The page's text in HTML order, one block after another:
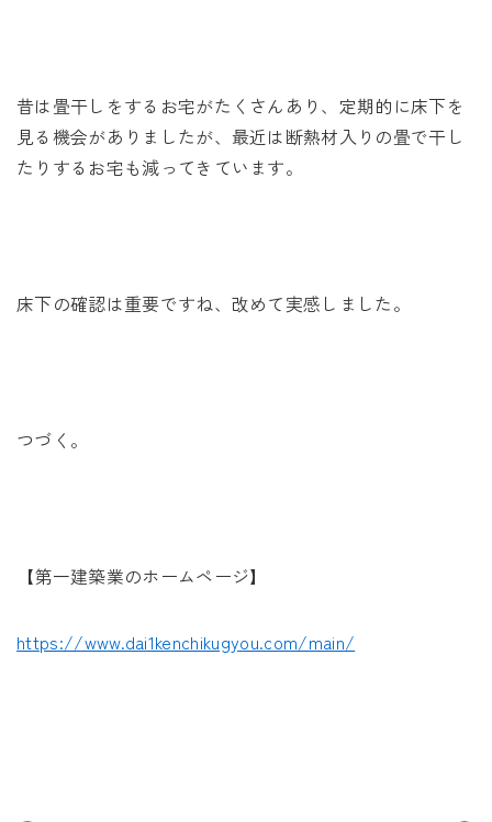
昔は畳干しをするお宅がたくさんあり、定期的に床下を
見る機会がありましたが、最近は断熱材入りの畳で干し
たりするお宅も減ってきています。
床下の確認は重要ですね、改めて実感しました。
つづく。
【第一建築業のホームページ】
https://www.dai1kenchikugyou.com/main/